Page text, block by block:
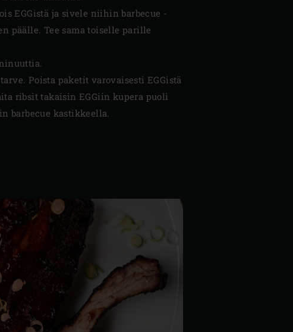
EGGistä ja sivele niihin barbecue -
päälle. Tee sama toiselle parille
Poista paketit varovaisesti EGGistä
ribsit takaisin EGGiin kupera puoli
barbecue kastikkeella.